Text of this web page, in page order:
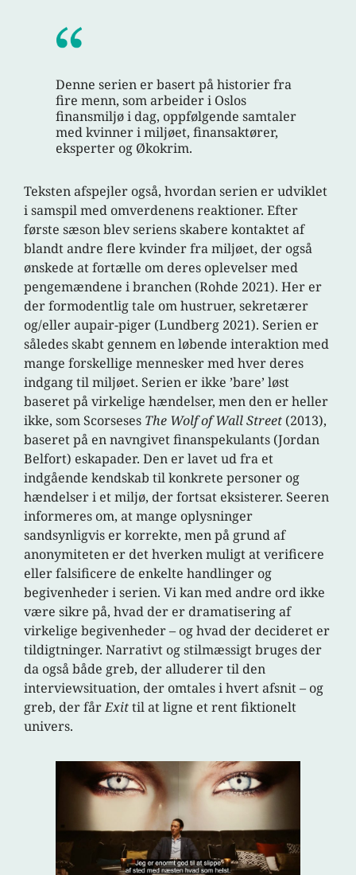
Denne serien er basert på historier fra
fire menn, som arbeider i Oslos
finansmiljø i dag, oppfølgende samtaler
med kvinner i miljøet, finansaktører,
eksperter og Økokrim.
Teksten afspejler også, hvordan serien er udviklet
i samspil med omverdenens reaktioner. Efter
første sæson blev seriens skabere kontaktet af
blandt andre flere kvinder fra miljøet, der også
ønskede at fortælle om deres oplevelser med
pengemændene i branchen (Rohde 2021). Her er
der formodentlig tale om hustruer, sekretærer
og/eller aupair-piger (Lundberg 2021). Serien er
således skabt gennem en løbende interaktion med
mange forskellige mennesker med hver deres
indgang til miljøet. Serien er ikke ’bare’ løst
baseret på virkelige hændelser, men den er heller
ikke, som Scorseses The Wolf of Wall Street (2013),
baseret på en navngivet finanspekulants (Jordan
Belfort) eskapader. Den er lavet ud fra et
indgående kendskab til konkrete personer og
hændelser i et miljø, der fortsat eksisterer. Seeren
informeres om, at mange oplysninger
sandsynligvis er korrekte, men på grund af
anonymiteten er det hverken muligt at verificere
eller falsificere de enkelte handlinger og
begivenheder i serien. Vi kan med andre ord ikke
være sikre på, hvad der er dramatisering af
virkelige begivenheder – og hvad der decideret er
tildigtninger. Narrativt og stilmæssigt bruges der
da også både greb, der alluderer til den
interviewsituation, der omtales i hvert afsnit – og
greb, der fårExittil at ligne et rent fiktionelt
univers.